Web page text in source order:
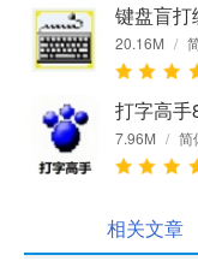
键盘盲打
20.16M /
打字高手
7.96M / 简
相关文章